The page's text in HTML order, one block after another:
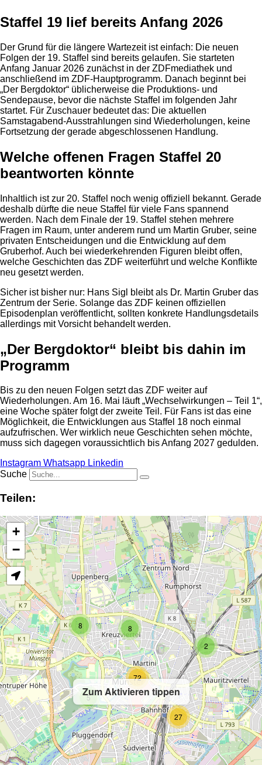
Staffel 19 lief bereits Anfang 2026
Der Grund für die längere Wartezeit ist einfach: Die neuen
Folgen der 19. Staffel sind bereits gelaufen. Sie starteten
Anfang Januar 2026 zunächst in der ZDFmediathek und
anschließend im ZDF-Hauptprogramm. Danach beginnt bei
„Der Bergdoktor“ üblicherweise die Produktions- und
Sendepause, bevor die nächste Staffel im folgenden Jahr
startet. Für Zuschauer bedeutet das: Die aktuellen
Samstagabend-Ausstrahlungen sind Wiederholungen, keine
Fortsetzung der gerade abgeschlossenen Handlung.
Welche offenen Fragen Staffel 20
beantworten könnte
Inhaltlich ist zur 20. Staffel noch wenig offiziell bekannt. Gerade
deshalb dürfte die neue Staffel für viele Fans spannend
werden. Nach dem Finale der 19. Staffel stehen mehrere
Fragen im Raum, unter anderem rund um Martin Gruber, seine
privaten Entscheidungen und die Entwicklung auf dem
Gruberhof. Auch bei wiederkehrenden Figuren bleibt offen,
welche Geschichten das ZDF weiterführt und welche Konflikte
neu gesetzt werden.
Sicher ist bisher nur: Hans Sigl bleibt als Dr. Martin Gruber das
Zentrum der Serie. Solange das ZDF keinen offiziellen
Episodenplan veröffentlicht, sollten konkrete Handlungsdetails
allerdings mit Vorsicht behandelt werden.
„Der Bergdoktor“ bleibt bis dahin im
Programm
Bis zu den neuen Folgen setzt das ZDF weiter auf
Wiederholungen. Am 16. Mai läuft „Wechselwirkungen – Teil 1“,
eine Woche später folgt der zweite Teil. Für Fans ist das eine
Möglichkeit, die Entwicklungen aus Staffel 18 noch einmal
aufzufrischen. Wer wirklich neue Geschichten sehen möchte,
muss sich dagegen voraussichtlich bis Anfang 2027 gedulden.
Instagram Whatsapp Linkedin
Suche
Teilen:
Zum Aktivieren tippen
2
8 8
27
5
72
+
−